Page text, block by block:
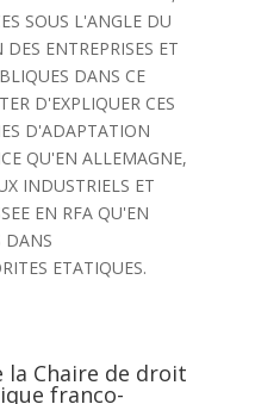
SOUS L'ANGLE DU
ENTREPRISES ET
DANS CE
D'EXPLIQUER CES
D'ADAPTATION
QU'EN ALLEMAGNE,
INDUSTRIELS ET
EN RFA QU'EN
DANS
ETATIQUES.
la Chaire de droit
franco-